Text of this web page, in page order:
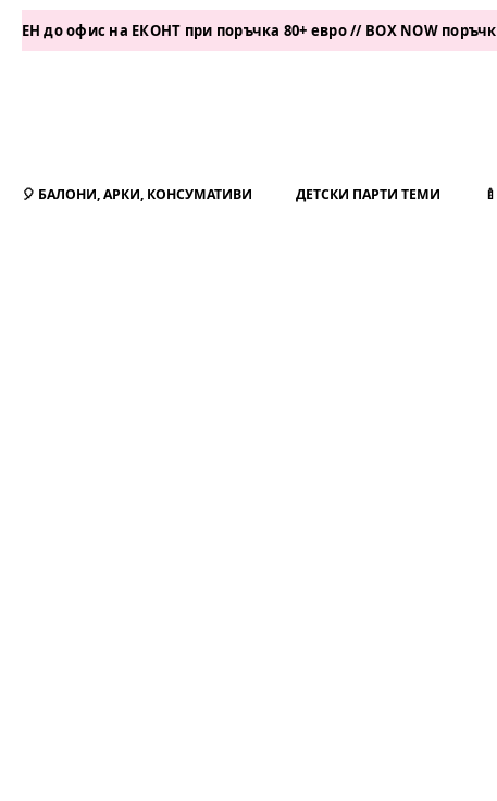
на ЕКОНТ при поръчка 80+ евро // BOX NOW поръчка 50+
🎈 БАЛОНИ, АРКИ, КОНСУМАТИВИ ДЕТСКИ ПАРТИ ТЕМИ